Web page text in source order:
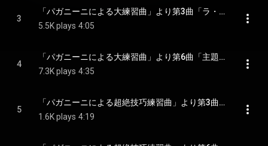
3
「パガニーニによる大練習曲」より第3曲「ラ・カンパネッラ」 嬰ト短調 - Grandes etudes de Paganini : No. 3 in G-Sharp Minor "La campanella"
5.5K plays 4:05
4
「パガニーニによる大練習曲」より第6曲「主題と変奏」 イ短調 - Grandes etudes de Paganini : No. 6 in A Minor "Theme et Variations"
7.3K plays 4:35
5
「パガニーニによる超絶技巧練習曲」より第3曲「ラ・カンパネッラ」 変イ短調 - Etudes d'execution transcendante d'apres Paganini : No. 3 in A-Flat Minor "La campanella"
1.6K plays 4:19